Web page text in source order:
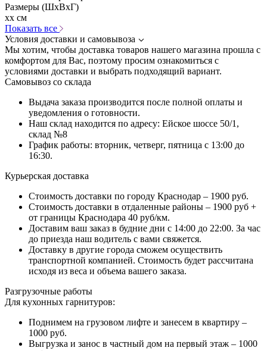
Размеры (ШхВхГ)
xx см
Показать все
Условия доставки и самовывоза
Мы хотим, чтобы доставка товаров нашего магазина прошла с
комфортом для Вас, поэтому просим ознакомиться с
условиями доставки и выбрать подходящий вариант.
Самовывоз со склада
Выдача заказа производится после полной оплаты и
уведомления о готовности.
Наш склад находится по адресу: Ейское шоссе 50/1,
склад №8
График работы: вторник, четверг, пятница с 13:00 до
16:30.
Курьерская доставка
Стоимость доставки по городу Краснодар – 1900 руб.
Стоимость доставки в отдаленные районы – 1900 руб +
от границы Краснодара 40 руб/км.
Доставим ваш заказ в будние дни с 14:00 до 22:00. За час
до приезда наш водитель с вами свяжется.
Доставку в другие города сможем осуществить
транспортной компанией. Стоимость будет рассчитана
исходя из веса и объема вашего заказа.
Разгрузочные работы
Для кухонных гарнитуров:
Поднимем на грузовом лифте и занесем в квартиру –
1000 руб.
Выгрузка и занос в частный дом на первый этаж – 1000